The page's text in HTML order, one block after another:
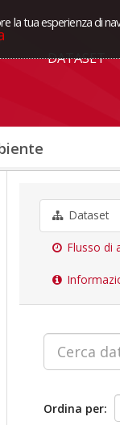
la tua esperienza di
DATASET
Dataset
Flusso di
Ordina per